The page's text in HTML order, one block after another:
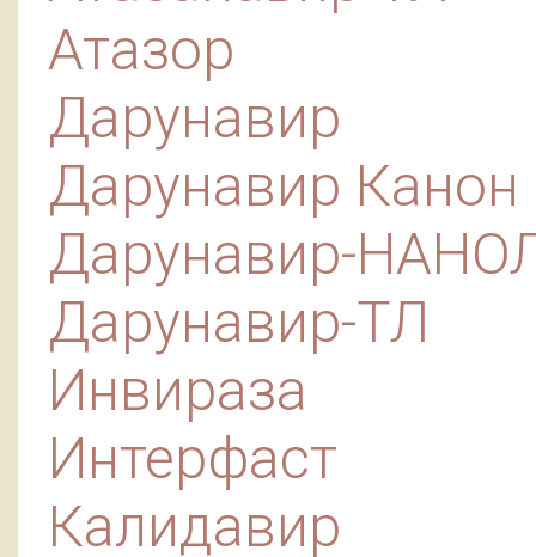
Атазор
Дарунавир
Дарунавир Канон
Дарунавир-
Дарунавир-ТЛ
Инвираза
Интерфаст
Калидавир